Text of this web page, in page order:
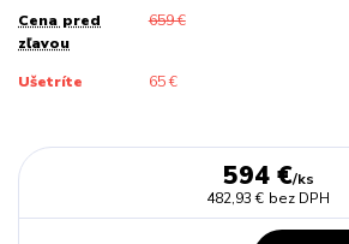
Cena pred
zľavou
659 €
Ušetríte 65 €
594 €/ks
482,93 € bez DPH